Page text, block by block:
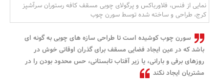
نمایی از فنس، فلاورباکس و پرگولای چوبی مسقف کافه رستوران سرآشپز
کرج، طراحی و ساخته شده توسط سورن چوب
سورن چوب کوشیده است تا طراحی سازه های چوبی به گونه ای
باشد که در عین ایجاد فضایی مسقف برای گذران اوقاتی خوش در
روزهای برفی و بارانی، یا زیر آفتاب تابستانی، حس محدود بودن را در
مشتریان ایجاد نکند